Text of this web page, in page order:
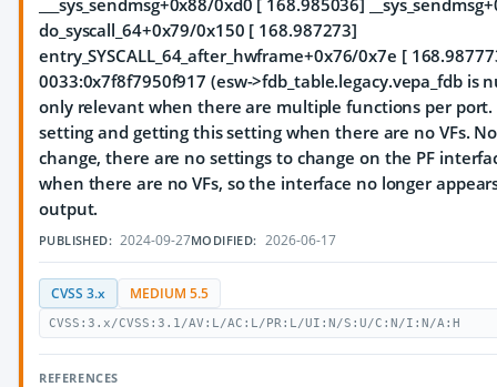
___sys_sendmsg+0x88/0xd0 [ 168.985036]
do_syscall_64+0x79/0x150 [ 168.987273]
entry_SYSCALL_64_after_hwframe+0x76/0x7e [
0033:0x7f8f7950f917 (esw->fdb_table.legacy.vepa_fdb is
only relevant when there are multiple functions per
setting and getting this setting when there are no VFs.
change, there are no settings to change on the PF
when there are no VFs, so the interface no longer
output.
PUBLISHED: 2024-09-27MODIFIED: 2026-06-17
CVSS 3.x MEDIUM 5.5
CVSS:3.x/CVSS:3.1/AV:L/AC:L/PR:L/UI:N/S:U/C:N/I:N/A:H
REFERENCES